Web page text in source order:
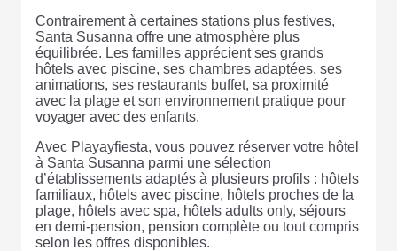
Contrairement à certaines stations plus festives,
Santa Susanna offre une atmosphère plus
équilibrée. Les familles apprécient ses grands
hôtels avec piscine, ses chambres adaptées, ses
animations, ses restaurants buffet, sa proximité
avec la plage et son environnement pratique pour
voyager avec des enfants.
Avec Playayfiesta, vous pouvez réserver votre hôtel
à Santa Susanna parmi une sélection
d’établissements adaptés à plusieurs profils : hôtels
familiaux, hôtels avec piscine, hôtels proches de la
plage, hôtels avec spa, hôtels adults only, séjours
en demi-pension, pension complète ou tout compris
selon les offres disponibles.